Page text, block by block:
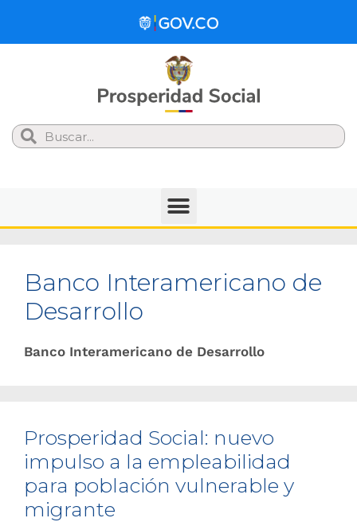
Search
Banco Interamericano de
Desarrollo
Banco Interamericano de Desarrollo
Prosperidad Social: nuevo
impulso a la empleabilidad
para población vulnerable y
migrante